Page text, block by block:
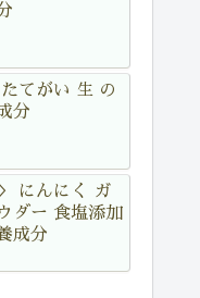
てがい 生 の
分
にんにく ガ
ダー 食塩添加
成分